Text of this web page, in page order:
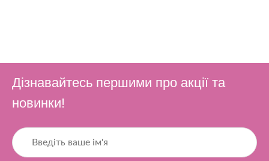
Дізнавайтесь першими про акції та
новинки!